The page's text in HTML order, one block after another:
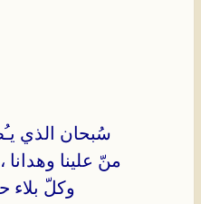
سُبحان الذي
منّ علينا وهدانا
وكلّ بلاء